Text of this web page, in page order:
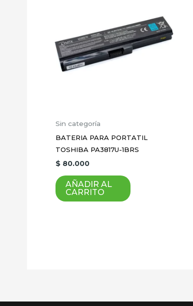
Tu puntuación*
Tu valoración*
Sin categoría
BATERIA PARA PORTATIL
TOSHIBA PA3817U-1BRS
$ 80.000
AÑADIR AL
CARRITO